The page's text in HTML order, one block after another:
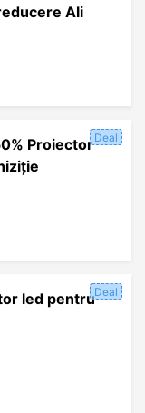
Ali
Deal
Deal
led pentru